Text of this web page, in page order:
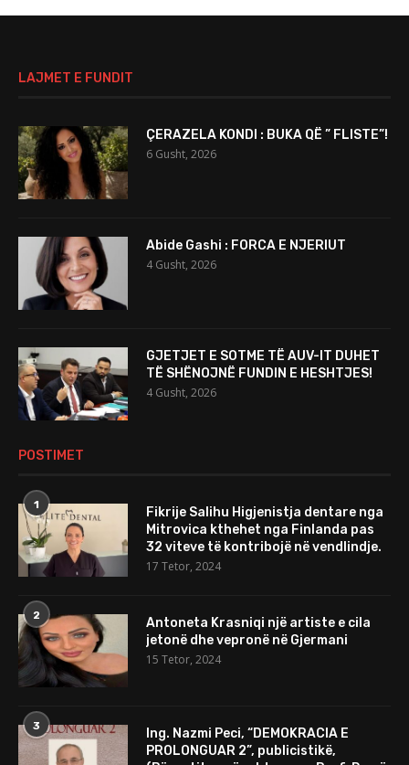
LAJMET E FUNDIT
ÇERAZELA KONDI : BUKA QË ” FLISTE”!
6 Gusht, 2026
Abide Gashi : FORCA E NJERIUT
4 Gusht, 2026
GJETJET E SOTME TË AUV-IT DUHET
TË SHËNOJNË FUNDIN E HESHTJES!
4 Gusht, 2026
POSTIMET
1
Fikrije Salihu Higjenistja dentare nga
Mitrovica kthehet nga Finlanda pas
32 viteve të kontribojë në vendlindje.
17 Tetor, 2024
2
Antoneta Krasniqi një artiste e cila
jetonë dhe vepronë në Gjermani
15 Tetor, 2024
3
Ing. Nazmi Peci, “DEMOKRACIA E
PROLONGUAR 2”, publicistikë,